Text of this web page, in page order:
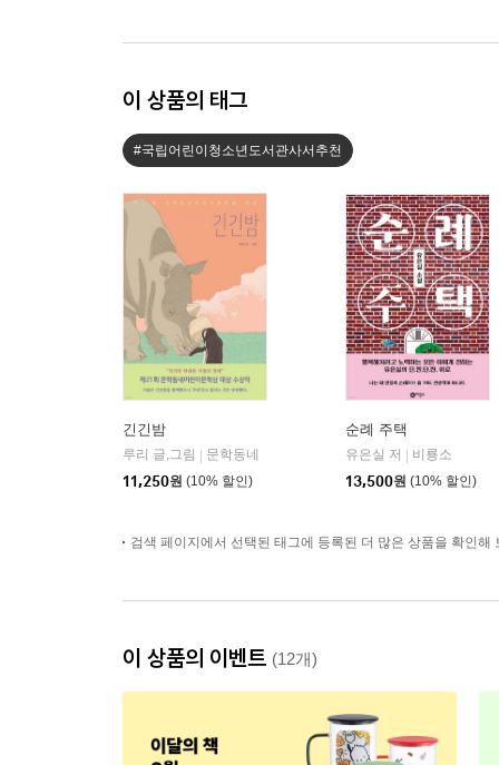
이 상품의 태그
#국립어린이청소년도서관사서추천
긴긴밤
루리 글,그림
문학동네
11,250원 (10% 할인)
순례 주택
유은실 저
비룡소
13,500원 (10% 할인)
검색 페이지에서 선택된 태그에 등록된 더 많은 상품을 확인해
이 상품의 이벤트 (12개)